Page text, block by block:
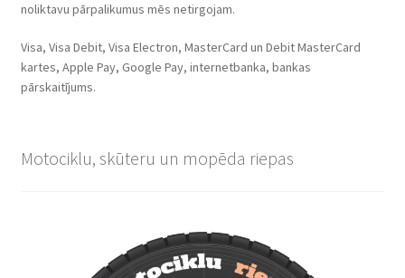
noliktavu pārpalikumus mēs netirgojam.
Visa, Visa Debit, Visa Electron, MasterCard un Debit MasterCard
kartes, Apple Pay, Google Pay, internetbanka, bankas
pārskaitījums.
Motociklu, skūteru un mopēda riepas